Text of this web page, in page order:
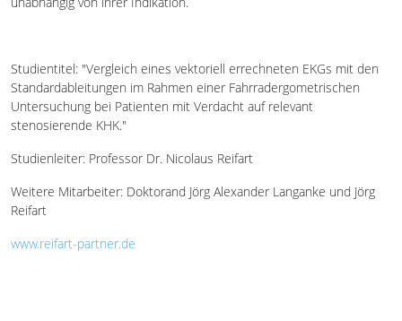
Studientitel: "Vergleich eines vektoriell errechneten EKGs mit den
Standardableitungen im Rahmen einer Fahrradergometrischen
Untersuchung bei Patienten mit Verdacht auf relevant
stenosierende KHK."
Studienleiter: Professor Dr. Nicolaus Reifart
Weitere Mitarbeiter: Doktorand Jörg Alexander Langanke und Jörg
Reifart
www.reifart-partner.de